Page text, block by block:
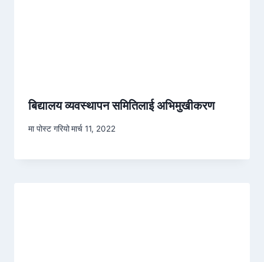
बिद्यालय व्यवस्थापन समितिलाई अभिमुखीकरण
मा पोस्ट गरियोमार्च 11, 2022